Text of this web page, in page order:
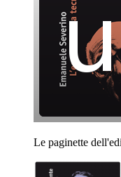
Le paginette